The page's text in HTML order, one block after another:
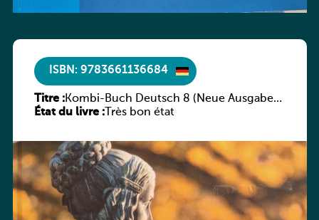
ISBN: 9783661136684
Titre :Kombi-Buch Deutsch 8 (Neue Ausgabe
Luxemburg)
État du livre :Très bon état